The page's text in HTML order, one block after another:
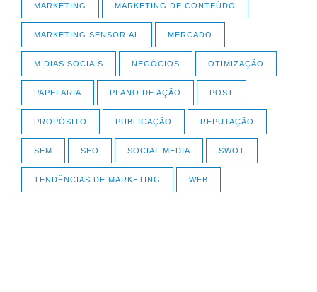
MARKETING MARKETING DE CONTEÚDO
MARKETING SENSORIAL MERCADO
MÍDIAS SOCIAIS NEGÓCIOS OTIMIZAÇÃO
PAPELARIA PLANO DE AÇÃO POST
PROPÓSITO PUBLICAÇÃO REPUTAÇÃO
SEM SEO SOCIAL MEDIA SWOT
TENDÊNCIAS DE MARKETING WEB